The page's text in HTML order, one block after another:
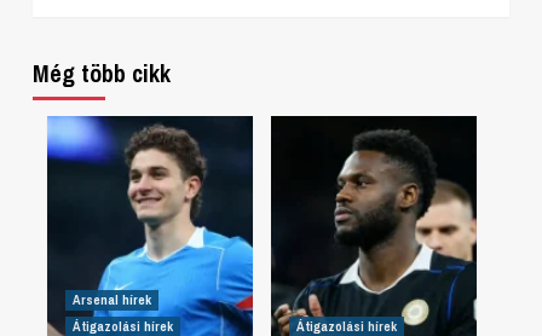
Még több cikk
Arsenal hírek
Átigazolási hírek
Átigazolási hírek